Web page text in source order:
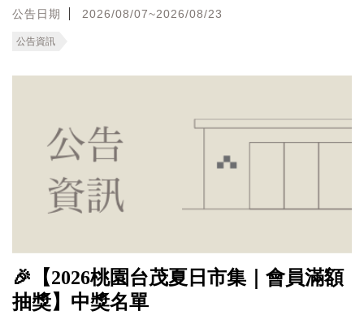
公告日期 2026/08/07~2026/08/23
公告資訊
🎉【2026桃園台茂夏日市集｜會員滿額
抽獎】中獎名單